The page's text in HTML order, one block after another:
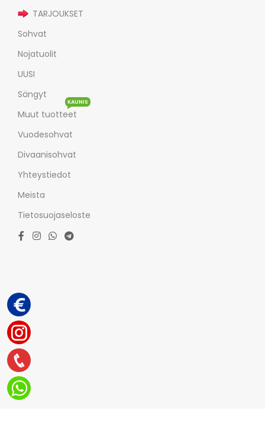
TARJOUKSET
Sohvat
Nojatuolit
UUSI
Sängyt
Muut tuotteet
KAUNIS
Vuodesohvat
Divaanisohvat
Yhteystiedot
Meista
Tietosuojaseloste